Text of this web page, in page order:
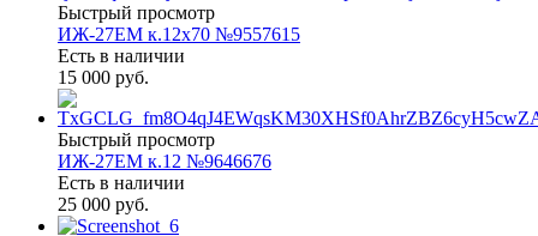
Быстрый просмотр
ИЖ-27ЕМ к.12х70 №9557615
Есть в наличии
15 000 руб.
Быстрый просмотр
ИЖ-27ЕМ к.12 №9646676
Есть в наличии
25 000 руб.